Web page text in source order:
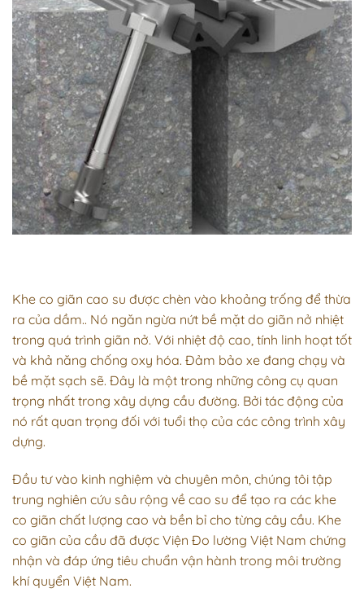
Khe co giãn cao su được chèn vào khoảng trống để thừa
ra của dầm.. Nó ngăn ngừa nứt bề mặt do giãn nở nhiệt
trong quá trình giãn nở. Với nhiệt độ cao, tính linh hoạt tốt
và khả năng chống oxy hóa. Đảm bảo xe đang chạy và
bề mặt sạch sẽ. Đây là một trong những công cụ quan
trọng nhất trong xây dựng cầu đường. Bởi tác động của
nó rất quan trọng đối với tuổi thọ của các công trình xây
dựng.
Đầu tư vào kinh nghiệm và chuyên môn, chúng tôi tập
trung nghiên cứu sâu rộng về cao su để tạo ra các khe
co giãn chất lượng cao và bền bỉ cho từng cây cầu. Khe
co giãn của cầu đã được Viện Đo lường Việt Nam chứng
nhận và đáp ứng tiêu chuẩn vận hành trong môi trường
khí quyển Việt Nam.